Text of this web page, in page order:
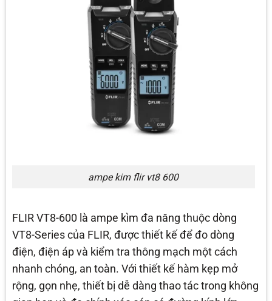
ampe kim flir vt8 600
FLIR VT8-600 là ampe kìm đa năng thuộc dòng
VT8-Series của FLIR, được thiết kế để đo dòng
điện, điện áp và kiểm tra thông mạch một cách
nhanh chóng, an toàn. Với thiết kế hàm kẹp mở
rộng, gọn nhẹ, thiết bị dễ dàng thao tác trong không